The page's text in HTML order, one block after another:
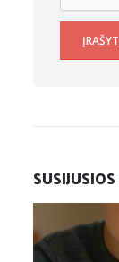
SUSIJUSIOS